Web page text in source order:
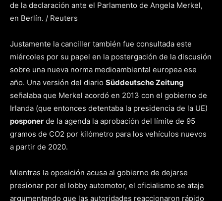
de la declaración ante el Parlamento de Angela Merkel,
en Berlín. / Reuters
Justamente la canciller también fue consultada este
miércoles por su papel en la postergación de la discusión
sobre una nueva norma medioambiental europea ese
año. Una versión del diario Süddeutsche Zeitung
señalaba que Merkel acordó en 2013 con el gobierno de
Irlanda (que entonces detentaba la presidencia de la UE)
posponer de la agenda la aprobación del límite de 95
gramos de CO2 por kilómetro para los vehículos nuevos
a partir de 2020.
Mientras la oposición acusa al gobierno de dejarse
presionar por el lobby automotor, el oficialismo se ataja
argumentando que las autoridades reaccionaron rápido